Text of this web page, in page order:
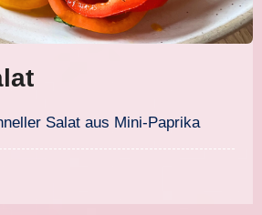
Salat aus Mini-Paprika